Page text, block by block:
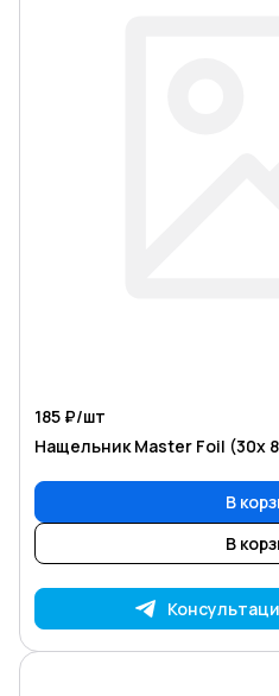
185 ₽/шт
Нащельник Master Foil (30х
В
В